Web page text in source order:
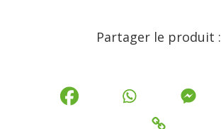
Partager le produit :